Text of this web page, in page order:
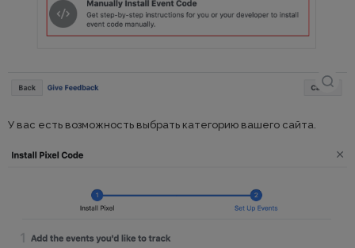
У вас есть возможность выбрать категорию вашего сайта.